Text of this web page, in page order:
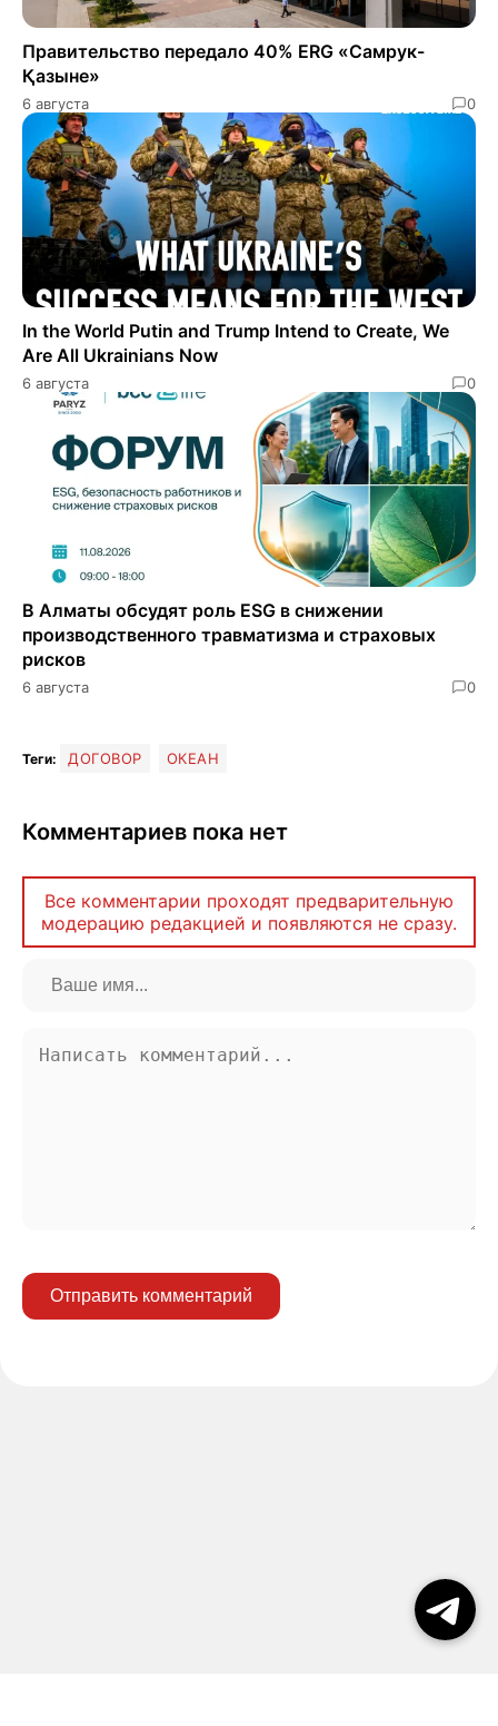
Правительство передало 40% ERG «Самрук-
Қазыне»
6 августа 0
In the World Putin and Trump Intend to Create, We
Are All Ukrainians Now
6 августа 0
В Алматы обсудят роль ESG в снижении
производственного травматизма и страховых
рисков
6 августа 0
Теги: ДОГОВОР ОКЕАН
Комментариев пока нет
Все комментарии проходят предварительную
модерацию редакцией и появляются не сразу.
Отправить комментарий